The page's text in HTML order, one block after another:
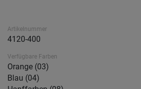
Artikelnummer
4120-400
Verfügbare Farben
Orange (03)
Blau (04)